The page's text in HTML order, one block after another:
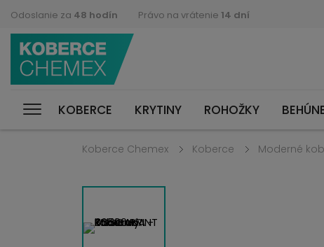
Odoslanie za 48 hodín Právo na vrátenie 14 dní
KOBERCE KRYTINY ROHOŽKY
Koberce Chemex Koberce Moderné